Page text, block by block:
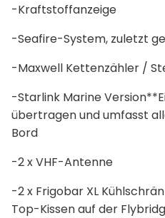
-Kraftstoffanzeige
-Seafire-System, zuletzt
-Maxwell Kettenzähler /
-Starlink Marine
übertragen und umfasst
Bord
-2 x VHF-Antenne
-2 x Frigobar XL
Top-Kissen auf der